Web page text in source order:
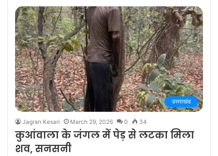
उत्तराखंड
Jagran Kesari March 29, 2026 0 34
कुआंवाला के जंगल में पेड़ से लटका मिला
शव, सनसनी